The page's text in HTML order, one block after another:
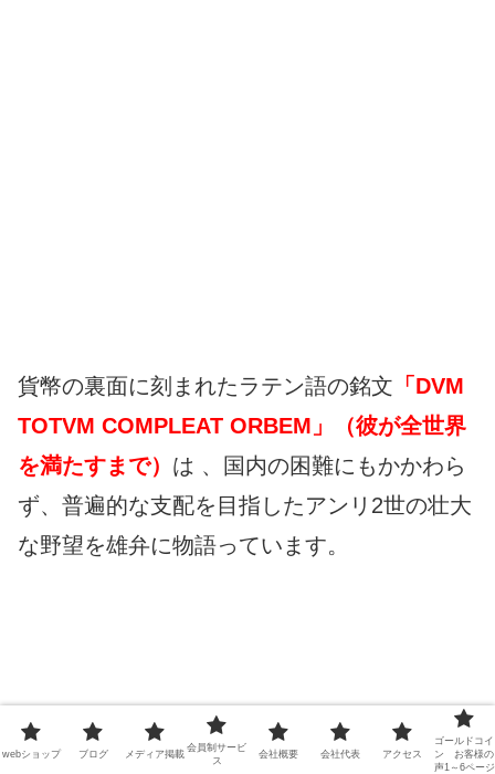
貨幣の裏面に刻まれたラテン語の銘文 「DVM
TOTVM COMPLEAT ORBEM」（彼が全世界
を満たすまで） は 、国内の困難にもかかわら
ず、普遍的な支配を目指したアンリ2世の壮大
な野望を雄弁に物語っています。
webショップ ブログ メディア掲載
会員制サービ
ス
会社概要 会社代表 アクセス
ゴールドコイ
ン お客様の
声1～6ページ